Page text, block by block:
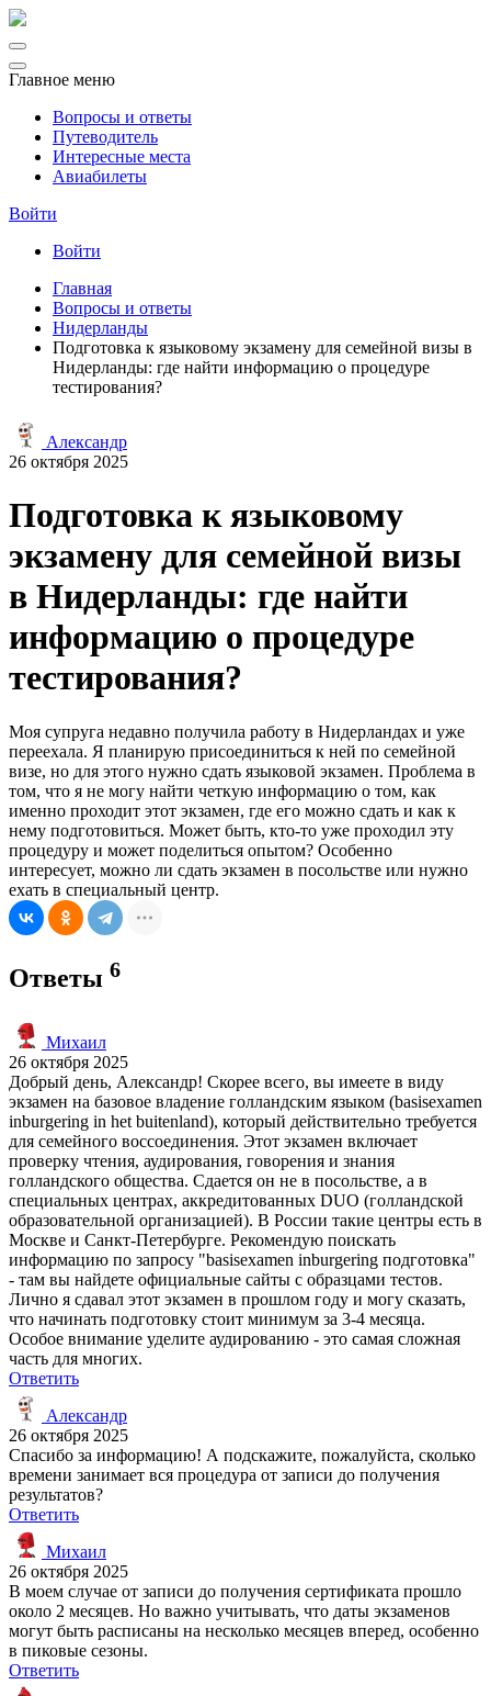
Главное меню
Вопросы и ответы
Путеводитель
Интересные места
Авиабилеты
Войти
Войти
Главная
Вопросы и ответы
Нидерланды
Подготовка к языковому экзамену для семейной визы в
Нидерланды: где найти информацию о процедуре
тестирования?
Александр
26 октября 2025
Подготовка к языковому
экзамену для семейной визы
в Нидерланды: где найти
информацию о процедуре
тестирования?
Моя супруга недавно получила работу в Нидерландах и уже
переехала. Я планирую присоединиться к ней по семейной
визе, но для этого нужно сдать языковой экзамен. Проблема в
том, что я не могу найти четкую информацию о том, как
именно проходит этот экзамен, где его можно сдать и как к
нему подготовиться. Может быть, кто-то уже проходил эту
процедуру и может поделиться опытом? Особенно
интересует, можно ли сдать экзамен в посольстве или нужно
ехать в специальный центр.
Ответы 6
Михаил
26 октября 2025
Добрый день, Александр! Скорее всего, вы имеете в виду
экзамен на базовое владение голландским языком (basisexamen
inburgering in het buitenland), который действительно требуется
для семейного воссоединения. Этот экзамен включает
проверку чтения, аудирования, говорения и знания
голландского общества. Сдается он не в посольстве, а в
специальных центрах, аккредитованных DUO (голландской
образовательной организацией). В России такие центры есть в
Москве и Санкт-Петербурге. Рекомендую поискать
информацию по запросу "basisexamen inburgering подготовка"
- там вы найдете официальные сайты с образцами тестов.
Лично я сдавал этот экзамен в прошлом году и могу сказать,
что начинать подготовку стоит минимум за 3-4 месяца.
Особое внимание уделите аудированию - это самая сложная
часть для многих.
Ответить
Александр
26 октября 2025
Спасибо за информацию! А подскажите, пожалуйста, сколько
времени занимает вся процедура от записи до получения
результатов?
Ответить
Михаил
26 октября 2025
В моем случае от записи до получения сертификата прошло
около 2 месяцев. Но важно учитывать, что даты экзаменов
могут быть расписаны на несколько месяцев вперед, особенно
в пиковые сезоны.
Ответить